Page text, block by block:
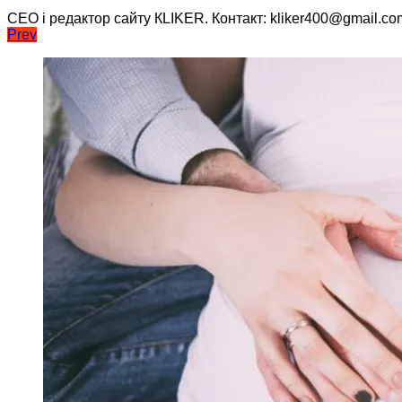
CEO і редактор сайту КLIKER. Контакт:
Навігація
записів
Prev